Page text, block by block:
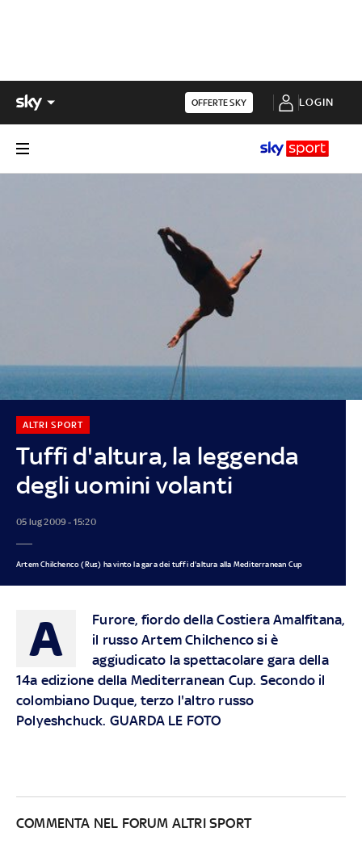
OFFERTE SKY LOGIN
Tuffi d'altura, la leggenda
degli uomini volanti
ALTRI SPORT
05 lug 2009 - 15:20
Artem Chilchenco (Rus) ha vinto la gara dei tuffi d'altura alla Mediterranean Cup
A
Furore, fiordo della Costiera Amalfitana,
il russo Artem Chilchenco si è
aggiudicato la spettacolare gara della
14a edizione della Mediterranean Cup. Secondo il
colombiano Duque, terzo l'altro russo
Polyeshchuck. GUARDA LE FOTO
COMMENTA NEL FORUM ALTRI SPORT